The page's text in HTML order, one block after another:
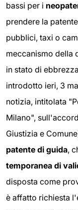
bassi per i
prendere la
pubblici, taxi o
meccanismo della
in stato di
introdotto ieri, 3
notizia, intitolata
Milano",
Giustizia e
patente di guida,
temporanea di
disposta come
è affatto richiesta